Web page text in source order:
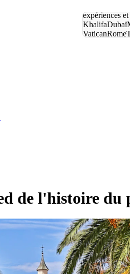
expériences
KhalifaDubaï
VaticanRome
de l'histoire du